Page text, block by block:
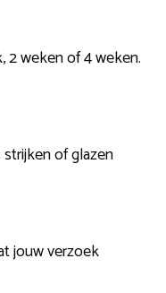
2 weken of 4 weken.
of glazen
jouw verzoek